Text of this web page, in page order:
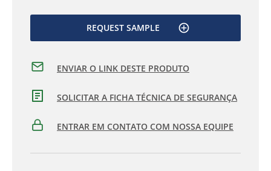
REQUEST SAMPLE
ENVIAR O LINK DESTE PRODUTO
SOLICITAR A FICHA TÉCNICA DE SEGURANÇA
ENTRAR EM CONTATO COM NOSSA EQUIPE